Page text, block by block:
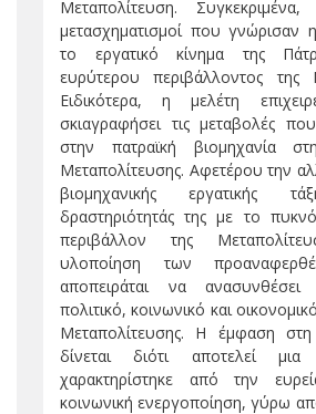
Μεταπολίτευση. Συγκεκριμένα,
μετασχηματισμοί που γνώρισαν
το εργατικό κίνημα της
ευρύτερου περιβάλλοντος της
Ειδικότερα, η μελέτη
σκιαγραφήσει τις μεταβολές
στην πατραϊκή βιομηχανία
Μεταπολίτευσης. Αφετέρου την
βιομηχανικής εργατικής
δραστηριότητάς της με το
περιβάλλον της
υλοποίηση των
αποπειράται να ανασυνθέσει
πολιτικό, κοινωνικό και
Μεταπολίτευσης. Η έμφαση στη
δίνεται διότι αποτελεί
χαρακτηρίστηκε από την
κοινωνική ενεργοποίηση, γύρω